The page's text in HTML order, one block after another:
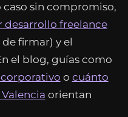
caso sin compromiso,
desarrollo freelance
firmar) y el
el blog, guías como
o cuánto
orientan